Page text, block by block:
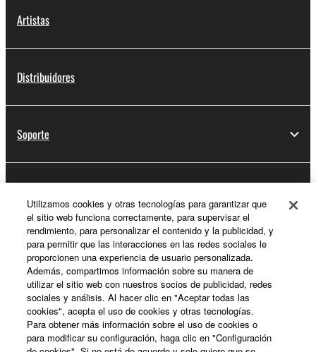
Artistas
Distribuidores
Soporte
Acerca de Yamaha
España - Spanish
Empresa
Utilizamos cookies y otras tecnologías para garantizar que
el sitio web funciona correctamente, para supervisar el
rendimiento, para personalizar el contenido y la publicidad, y
para permitir que las interacciones en las redes sociales le
proporcionen una experiencia de usuario personalizada.
Además, compartimos información sobre su manera de
utilizar el sitio web con nuestros socios de publicidad, redes
sociales y análisis. Al hacer clic en "Aceptar todas las
cookies", acepta el uso de cookies y otras tecnologías.
Para obtener más información sobre el uso de cookies o
para modificar su configuración, haga clic en "Configuración